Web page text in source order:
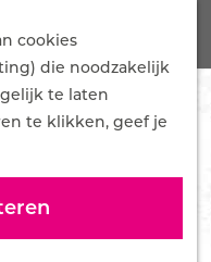
cookies
die noodzakelijk
te laten
te klikken, geef je